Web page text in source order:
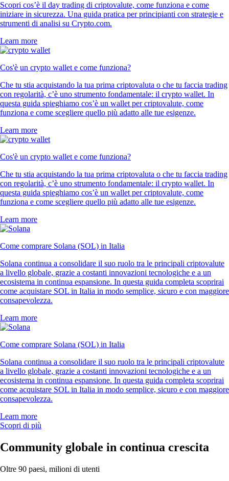
Scopri cos’è il day trading di criptovalute, come funziona e come
iniziare in sicurezza. Una guida pratica per principianti con strategie e
strumenti di analisi su Crypto.com.
Learn more
Cos'è un crypto wallet e come funziona?
Che tu stia acquistando la tua prima criptovaluta o che tu faccia trading
con regolarità, c’è uno strumento fondamentale: il crypto wallet. In
questa guida spieghiamo cos’è un wallet per criptovalute, come
funziona e come scegliere quello più adatto alle tue esigenze.
Learn more
Cos'è un crypto wallet e come funziona?
Che tu stia acquistando la tua prima criptovaluta o che tu faccia trading
con regolarità, c’è uno strumento fondamentale: il crypto wallet. In
questa guida spieghiamo cos’è un wallet per criptovalute, come
funziona e come scegliere quello più adatto alle tue esigenze.
Learn more
Come comprare Solana (SOL) in Italia
Solana continua a consolidare il suo ruolo tra le principali criptovalute
a livello globale, grazie a costanti innovazioni tecnologiche e a un
ecosistema in continua espansione. In questa guida completa scoprirai
come acquistare SOL in Italia in modo semplice, sicuro e con maggiore
consapevolezza.
Learn more
Come comprare Solana (SOL) in Italia
Solana continua a consolidare il suo ruolo tra le principali criptovalute
a livello globale, grazie a costanti innovazioni tecnologiche e a un
ecosistema in continua espansione. In questa guida completa scoprirai
come acquistare SOL in Italia in modo semplice, sicuro e con maggiore
consapevolezza.
Learn more
Scopri di più
Community globale in continua crescita
Oltre 90 paesi, milioni di utenti